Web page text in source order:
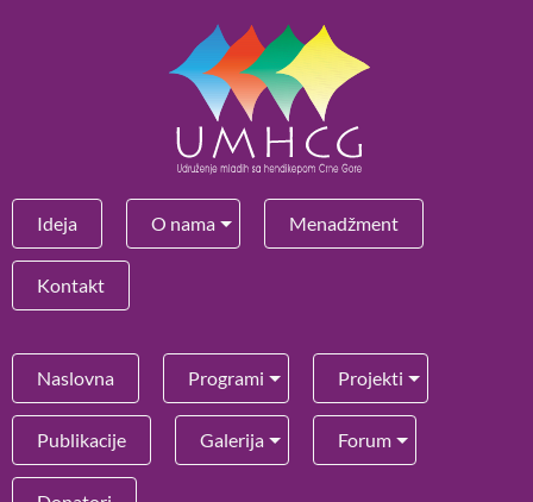
Ideja O nama Menadžment
Kontakt
Naslovna Programi Projekti
Publikacije Galerija Forum